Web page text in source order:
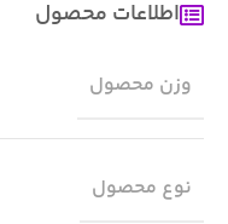
اطلاعات محصول
وزن محصول
نوع محصول